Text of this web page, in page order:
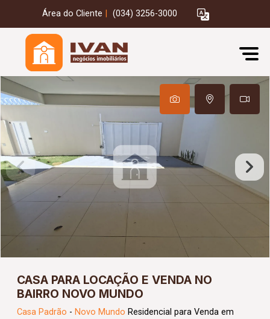
Área do Cliente (034) 3256-3000
CASA PARA LOCAÇÃO E VENDA NO
BAIRRO NOVO MUNDO
Casa Padrão - Novo Mundo Residencial para Venda em